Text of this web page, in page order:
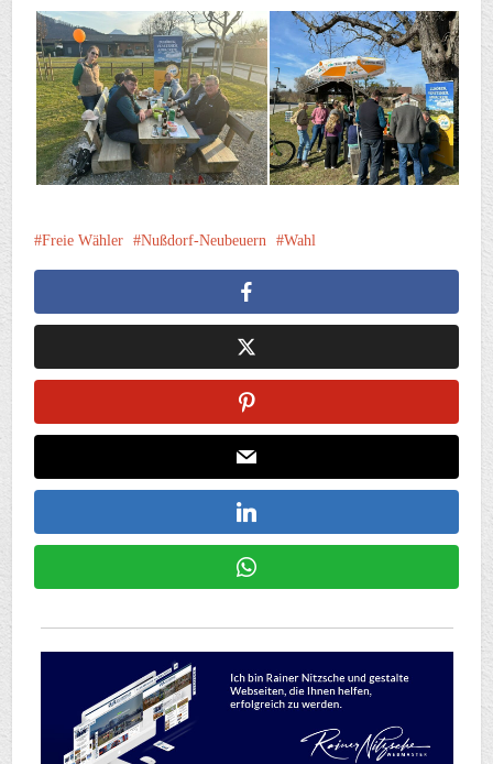
Freie Wähler Nußdorf-Neubeuern Wahl